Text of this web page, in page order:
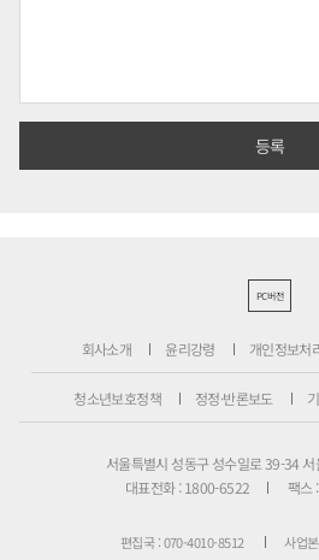
PC버전
회사소개 윤리강령 개인정보처
청소년보호정책 정정·반론보도
서울특별시 성동구 성수일로 39-34
대표전화 : 1800-6522
팩스
편집국 : 070-4010-8512
사업